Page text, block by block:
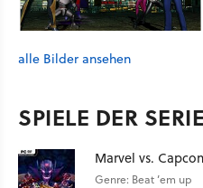
alle Bilder ansehen
SPIELE DER SERIE
Marvel vs.
Genre: Beat ’em up